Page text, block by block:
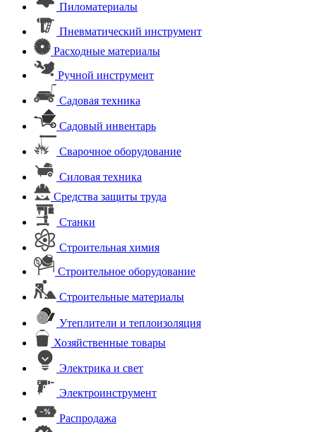
Пиломатериалы
Пневматический инструмент
Расходные материалы
Ручной инструмент
Садовая техника
Садовый инвентарь
Сварочное оборудование
Силовая техника
Средства защиты труда
Станки
Строительная химия
Строительное оборудование
Строительные материалы
Утеплители и теплоизоляция
Хозяйственные товары
Электрика и свет
Электроинструмент
Распродажа